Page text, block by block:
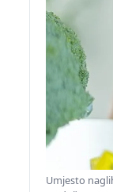
Umjesto